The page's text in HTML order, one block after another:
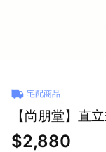
宅配商品
【尚朋堂】直
$2,880